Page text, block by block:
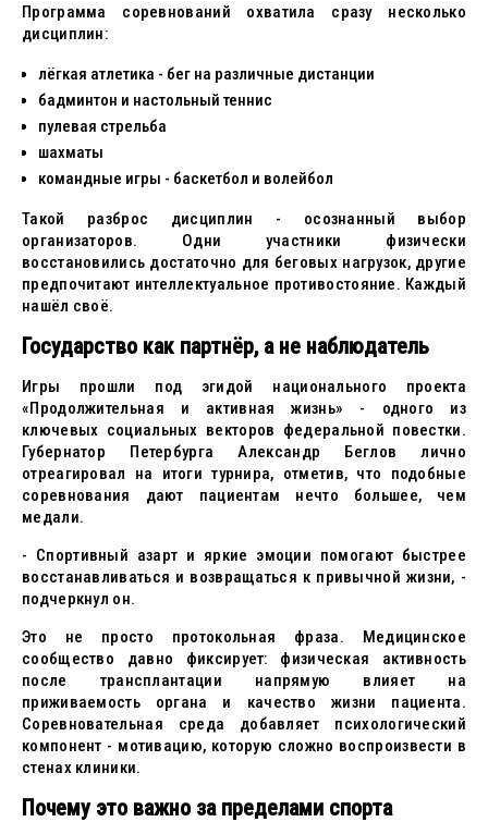
Программа соревнований охватила сразу несколько
дисциплин:
лёгкая атлетика - бег на различные дистанции
бадминтон и настольный теннис
пулевая стрельба
шахматы
командные игры - баскетбол и волейбол
Такой разброс дисциплин - осознанный выбор
организаторов. Одни участники физически
восстановились достаточно для беговых нагрузок, другие
предпочитают интеллектуальное противостояние. Каждый
нашёл своё.
Государство как партнёр, а не наблюдатель
Игры прошли под эгидой национального проекта
«Продолжительная и активная жизнь» - одного из
ключевых социальных векторов федеральной повестки.
Губернатор Петербурга Александр Беглов лично
отреагировал на итоги турнира, отметив, что подобные
соревнования дают пациентам нечто большее, чем
медали.
- Спортивный азарт и яркие эмоции помогают быстрее
восстанавливаться и возвращаться к привычной жизни, -
подчеркнул он.
Это не просто протокольная фраза. Медицинское
сообщество давно фиксирует: физическая активность
после трансплантации напрямую влияет на
приживаемость органа и качество жизни пациента.
Соревновательная среда добавляет психологический
компонент - мотивацию, которую сложно воспроизвести в
стенах клиники.
Почему это важно за пределами спорта